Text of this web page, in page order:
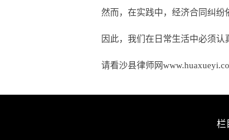
然而，在实践中，经济合同纠纷
因此，我们在日常生活中必须
请看沙县律师网
栏